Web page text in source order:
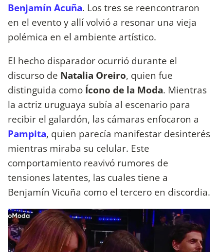
Benjamín Acuña. Los tres se reencontraron
en el evento y allí volvió a resonar una vieja
polémica en el ambiente artístico.
El hecho disparador ocurrió durante el
discurso de Natalia Oreiro, quien fue
distinguida como Ícono de la Moda. Mientras
la actriz uruguaya subía al escenario para
recibir el galardón, las cámaras enfocaron a
Pampita, quien parecía manifestar desinterés
mientras miraba su celular. Este
comportamiento reavivó rumores de
tensiones latentes, las cuales tiene a
Benjamín Vicuña como el tercero en discordia.